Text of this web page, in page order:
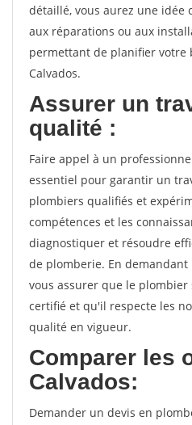
détaillé, vous aurez une idée
aux réparations ou aux
permettant de planifier votre
Calvados.
Assurer un
qualité :
Faire appel à un
essentiel pour garantir un
plombiers qualifiés et
compétences et les
diagnostiquer et résoudre
de plomberie. En demandant
vous assurer que le
certifié et qu'il respecte les
qualité en vigueur.
Comparer les
Calvados:
Demander un devis en